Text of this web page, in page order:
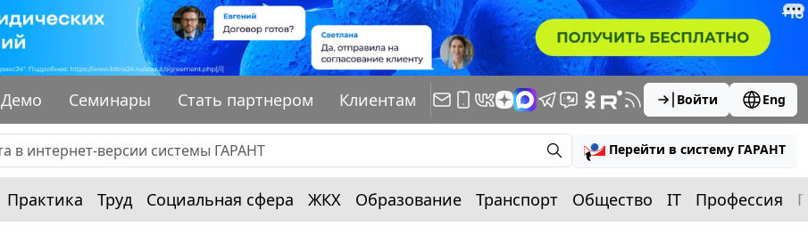
Демо Семинары Стать партнером Клиентам Войти Eng
Перейти в систему ГАРАНТ
Практика Труд Социальная сфера ЖКХ Образование Транспорт Общество IT Профессия